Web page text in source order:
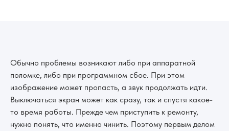
Обычно проблемы возникают либо при аппаратной
поломке, либо при программном сбое. При этом
изображение может пропасть, а звук продолжать идти.
Выключаться экран может как сразу, так и спустя какое-
то время работы. Прежде чем приступить к ремонту,
нужно понять, что именно чинить. Поэтому первым делом